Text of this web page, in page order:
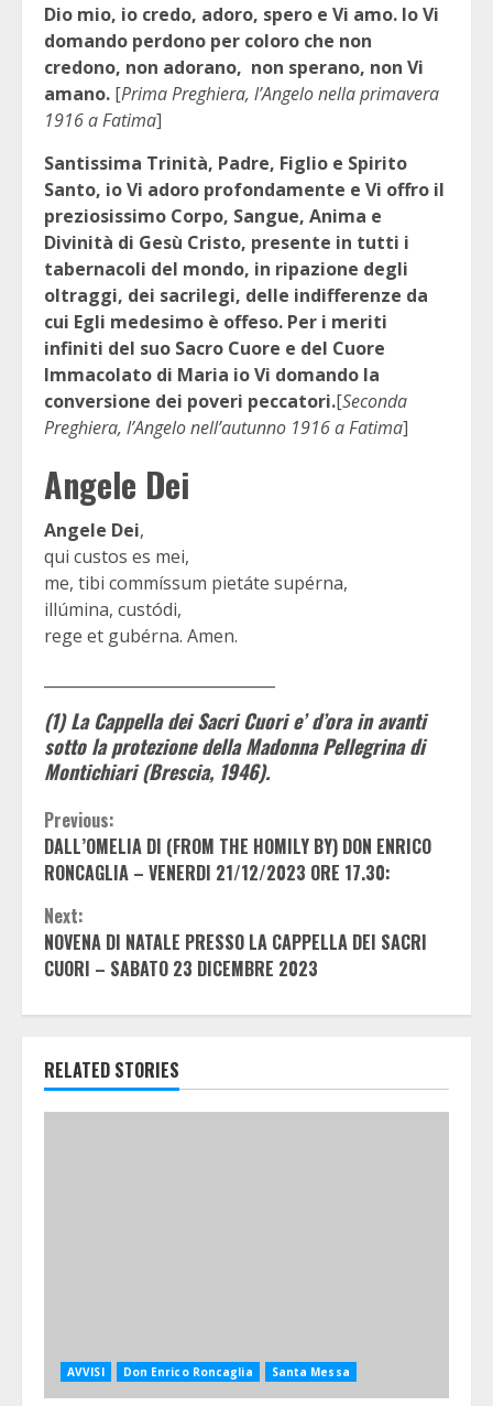
Dio mio, io credo, adoro, spero e Vi amo. Io Vi
domando perdono per coloro che non
credono, non adorano, non sperano, non Vi
amano. [Prima Preghiera, l’Angelo nella primavera
1916 a Fatima]
Santissima Trinità, Padre, Figlio e Spirito
Santo, io Vi adoro profondamente e Vi offro il
preziosissimo Corpo, Sangue, Anima e
Divinità di Gesù Cristo, presente in tutti i
tabernacoli del mondo, in ripazione degli
oltraggi, dei sacrilegi, delle indifferenze da
cui Egli medesimo è offeso. Per i meriti
infiniti del suo Sacro Cuore e del Cuore
Immacolato di Maria io Vi domando la
conversione dei poveri peccatori.[Seconda
Preghiera, l’Angelo nell’autunno 1916 a Fatima]
Angele Dei
Angele Dei,
qui custos es mei,
me, tibi commíssum pietáte supérna,
illúmina, custódi,
rege et gubérna. Amen.
(1) La Cappella dei Sacri Cuori e’ d’ora in avanti
sotto la protezione della Madonna Pellegrina di
Montichiari (Brescia, 1946).
Continue
Reading
Previous:
DALL’OMELIA DI (FROM THE HOMILY BY) DON ENRICO
RONCAGLIA – VENERDI 21/12/2023 ORE 17.30:
Next:
NOVENA DI NATALE PRESSO LA CAPPELLA DEI SACRI
CUORI – SABATO 23 DICEMBRE 2023
RELATED STORIES
AVVISI Don Enrico Roncaglia Santa Messa